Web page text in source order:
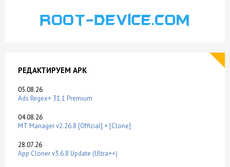
РЕДАКТИРУЕМ APK
05.08.26
Ads Regex+ 31.1 Premium
04.08.26
MT Manager v2.26.8 [Official] + [Clone]
28.07.26
App Cloner v3.6.8 Update (Ultra++)